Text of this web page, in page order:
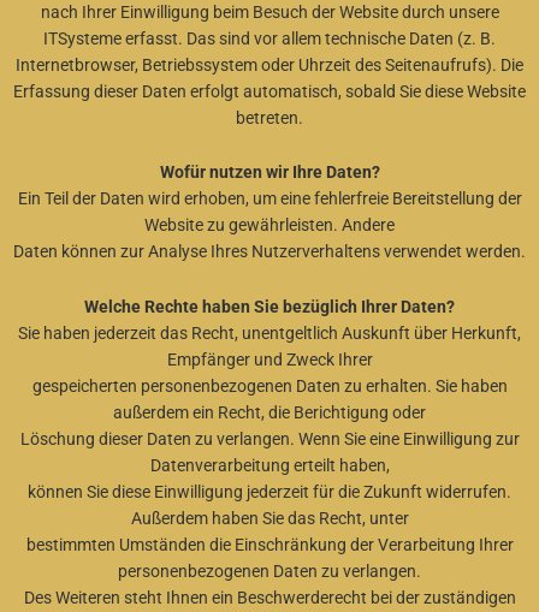
nach Ihrer Einwilligung beim Besuch der Website durch unsere
ITSysteme erfasst. Das sind vor allem technische Daten (z. B.
Internetbrowser, Betriebssystem oder Uhrzeit des Seitenaufrufs). Die
Erfassung dieser Daten erfolgt automatisch, sobald Sie diese Website
betreten.
Wofür nutzen wir Ihre Daten?
Ein Teil der Daten wird erhoben, um eine fehlerfreie Bereitstellung der
Website zu gewährleisten. Andere
Daten können zur Analyse Ihres Nutzerverhaltens verwendet werden.
Welche Rechte haben Sie bezüglich Ihrer Daten?
Sie haben jederzeit das Recht, unentgeltlich Auskunft über Herkunft,
Empfänger und Zweck Ihrer
gespeicherten personenbezogenen Daten zu erhalten. Sie haben
außerdem ein Recht, die Berichtigung oder
Löschung dieser Daten zu verlangen. Wenn Sie eine Einwilligung zur
Datenverarbeitung erteilt haben,
können Sie diese Einwilligung jederzeit für die Zukunft widerrufen.
Außerdem haben Sie das Recht, unter
bestimmten Umständen die Einschränkung der Verarbeitung Ihrer
personenbezogenen Daten zu verlangen.
Des Weiteren steht Ihnen ein Beschwerderecht bei der zuständigen